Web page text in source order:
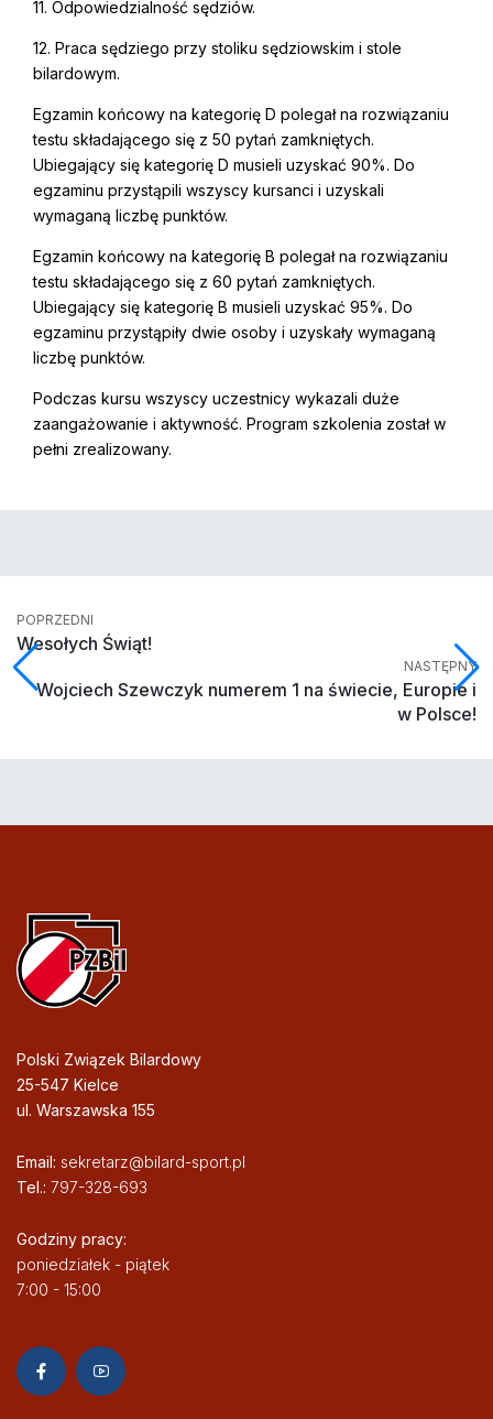
11. Odpowiedzialność sędziów.
12. Praca sędziego przy stoliku sędziowskim i stole
bilardowym.
Egzamin końcowy na kategorię D polegał na rozwiązaniu
testu składającego się z 50 pytań zamkniętych.
Ubiegający się kategorię D musieli uzyskać 90%. Do
egzaminu przystąpili wszyscy kursanci i uzyskali
wymaganą liczbę punktów.
Egzamin końcowy na kategorię B polegał na rozwiązaniu
testu składającego się z 60 pytań zamkniętych.
Ubiegający się kategorię B musieli uzyskać 95%. Do
egzaminu przystąpiły dwie osoby i uzyskały wymaganą
liczbę punktów.
Podczas kursu wszyscy uczestnicy wykazali duże
zaangażowanie i aktywność. Program szkolenia został w
pełni zrealizowany.
POPRZEDNI
Wesołych Świąt!
NASTĘPNY
Wojciech Szewczyk numerem 1 na świecie, Europie i
w Polsce!
Polski Związek Bilardowy
25-547 Kielce
ul. Warszawska 155
Email: sekretarz@bilard-sport.pl
Tel.: 797-328-693
Godziny pracy:
poniedziałek - piątek
7:00 - 15:00